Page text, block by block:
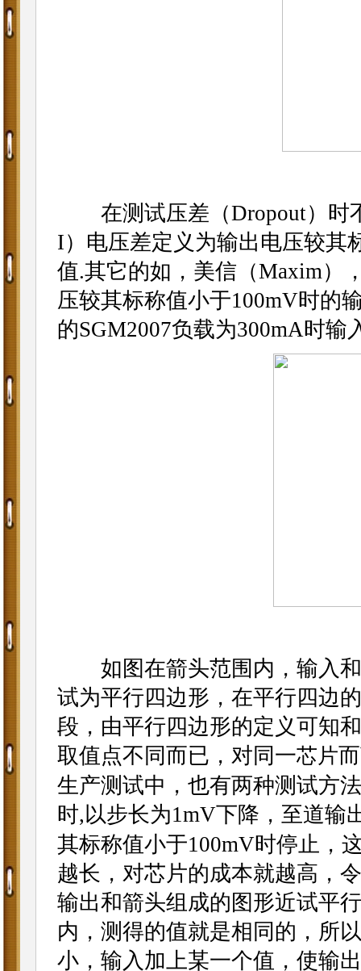
在测试压差（Dropout）时
I）电压差定义为输出电压较其
值.其它的如，美信（Maxim）
压较其标称值小于100mV时的
的SGM2007负载为300mA时
如图在箭头范围内，输入和
试为平行四边形，在平行四边
段，由平行四边形的定义可知
取值点不同而已，对同一芯片
生产测试中，也有两种测试方
时,以步长为1mV下降，至道输
其标称值小于100mV时停止，
越长，对芯片的成本就越高，
输出和箭头组成的图形近试平
内，测得的值就是相同的，所
小，输入加上某一个值，使输